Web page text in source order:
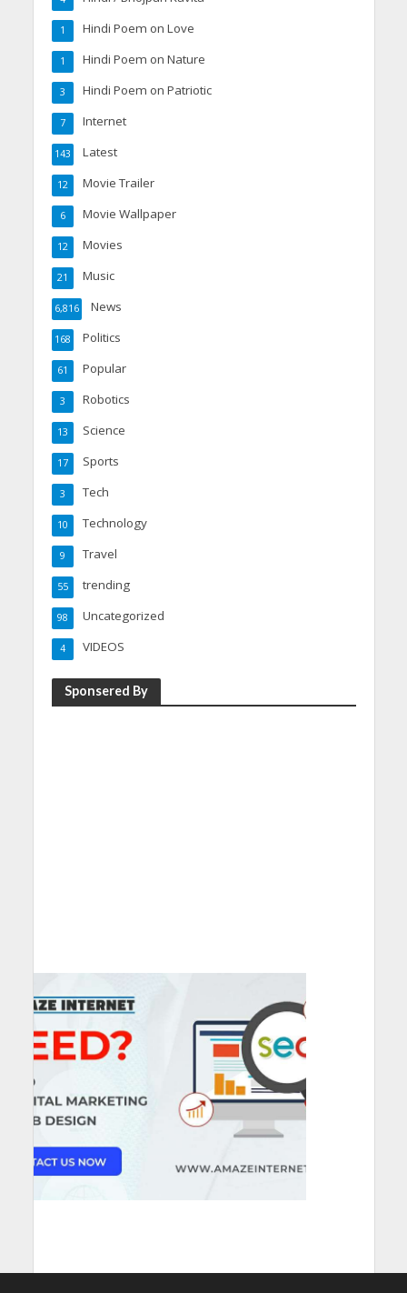
Hindi Poem on Love
1
Hindi Poem on Nature
1
Hindi Poem on Patriotic
3
Internet
7
Latest
143
Movie Trailer
12
Movie Wallpaper
6
Movies
12
Music
21
News
6,816
Politics
168
Popular
61
Robotics
3
Science
13
Sports
17
Tech
3
Technology
10
Travel
9
trending
55
Uncategorized
98
VIDEOS
4
Sponsered By